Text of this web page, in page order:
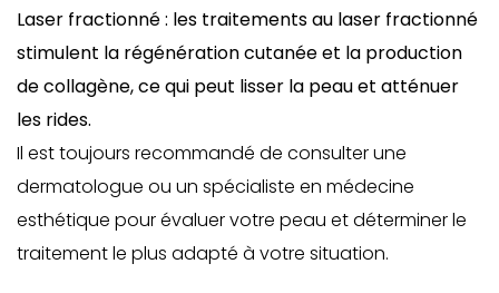
Laser fractionné : les traitements au laser fractionné
stimulent la régénération cutanée et la production
de collagène, ce qui peut lisser la peau et atténuer
les rides.
Il est toujours recommandé de consulter une
dermatologue ou un spécialiste en médecine
esthétique pour évaluer votre peau et déterminer le
traitement le plus adapté à votre situation.